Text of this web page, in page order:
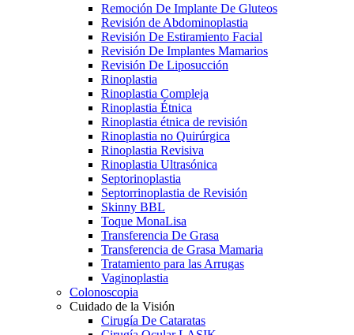
Remoción De Implante De Gluteos
Revisión de Abdominoplastia
Revisión De Estiramiento Facial
Revisión De Implantes Mamarios
Revisión De Liposucción
Rinoplastia
Rinoplastia Compleja
Rinoplastia Étnica
Rinoplastia étnica de revisión
Rinoplastia no Quirúrgica
Rinoplastia Revisiva
Rinoplastia Ultrasónica
Septorinoplastia
Septorrinoplastia de Revisión
Skinny BBL
Toque MonaLisa
Transferencia De Grasa
Transferencia de Grasa Mamaria
Tratamiento para las Arrugas
Vaginoplastia
Colonoscopia
Cuidado de la Visión
Cirugía De Cataratas